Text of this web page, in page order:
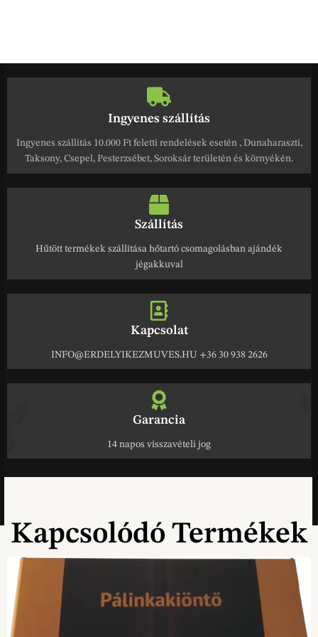
Ingyenes szállítás
Ingyenes szállítás 10.000 Ft feletti rendelések esetén , Dunaharaszti,
Taksony, Csepel, Pesterzsébet, Soroksár területén és környékén.
Szállítás
Hűtött termékek szállítása hőtartó csomagolásban ajándék
jégakkuval
Kapcsolat
INFO@ERDELYIKEZMUVES.HU +36 30 938 2626
Garancia
14 napos visszavételi jog
Kapcsolódó Termékek